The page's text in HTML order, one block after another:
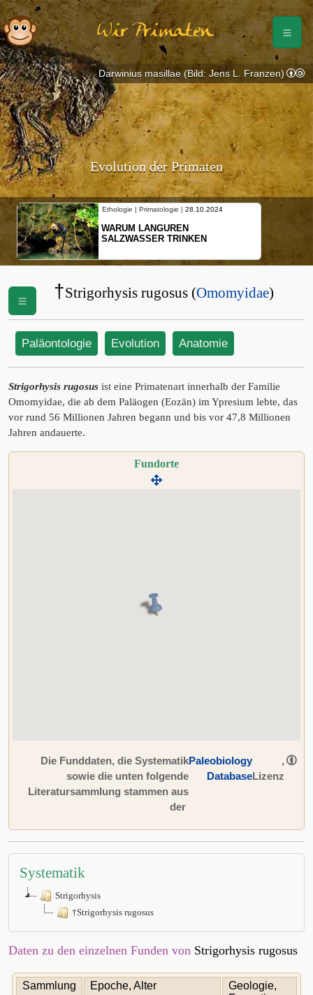
Wir Primaten
Evolution der Primaten
Ethologie | Primatologie | 28.10.2024
WARUM LANGUREN
SALZWASSER TRINKEN
Darwinius masillae (Bild: Jens L. Franzen)
†Strigorhysis rugosus (Omomyidae)
Paläontologie Evolution Anatomie
Strigorhysis rugosus ist eine Primatenart innerhalb der Familie
Omomyidae, die ab dem Paläogen (Eozän) im Ypresium lebte, das
vor rund 56 Millionen Jahren begann und bis vor 47,8 Millionen
Jahren andauerte.
Fundorte
Die Funddaten, die Systematik
sowie die unten folgende
Literatursammlung stammen aus
der
Paleobiology
Database
,
Lizenz
Systematik
Strigorhysis
†Strigorhysis rugosus
Daten zu den einzelnen Funden von Strigorhysis rugosus
Sammlung Epoche, Alter
Geologie,